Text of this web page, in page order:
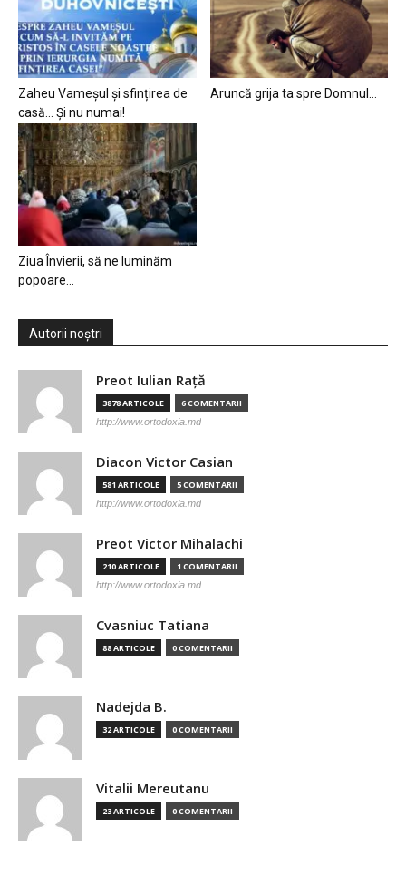
Zaheu Vameșul și sfințirea de
casă… Și nu numai!
Aruncă grija ta spre Domnul…
Ziua Învierii, să ne luminăm
popoare…
Autorii noștri
Preot Iulian Raţă
3878 ARTICOLE 6 COMENTARII
http://www.ortodoxia.md
Diacon Victor Casian
581 ARTICOLE 5 COMENTARII
http://www.ortodoxia.md
Preot Victor Mihalachi
210 ARTICOLE 1 COMENTARII
http://www.ortodoxia.md
Cvasniuc Tatiana
88 ARTICOLE 0 COMENTARII
Nadejda B.
32 ARTICOLE 0 COMENTARII
Vitalii Mereutanu
23 ARTICOLE 0 COMENTARII